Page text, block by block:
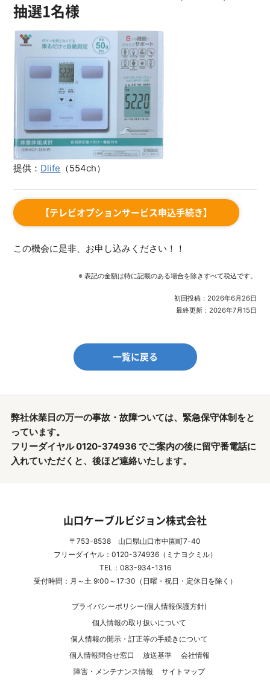
抽選1名様
提供： Dlife （554ch）
【テレビオプションサービス申込手続き】
この機会に是非、お申し込みください！！
※ 表記の金額は特に記載のある場合を除きすべて税込です。
初回投稿：2026年6月26日
最終更新：2026年7月15日
一覧に戻る
弊社休業日の万一の事故・故障ついては、緊急保守体制をと
っています。
フリーダイヤル 0120-374936 でご案内の後に留守番電話に
入れていただくと、後ほど連絡いたします。
山口ケーブルビジョン株式会社
〒753-8538 山口県山口市中園町7-40
フリーダイヤル：0120-374936（ミナヨクミル）
TEL：083-934-1316
受付時間：月～土 9:00～17:30（日曜・祝日・定休日を除く）
プライバシーポリシー(個人情報保護方針)
個人情報の取り扱いについて
個人情報の開示・訂正等の手続きについて
個人情報問合せ窓口
放送基準
会社情報
障害・メンテナンス情報
サイトマップ